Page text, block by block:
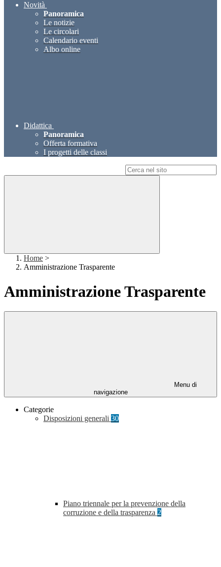
Novità
Panoramica
Le notizie
Le circolari
Calendario eventi
Albo online
Didattica
Panoramica
Offerta formativa
I progetti delle classi
Home >
Amministrazione Trasparente
Amministrazione Trasparente
Menu di
navigazione
Categorie
Disposizioni generali 30
Piano triennale per la prevenzione della
corruzione e della trasparenza 2